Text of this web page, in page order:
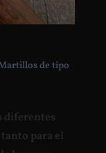
de tipo
diferentes
para el